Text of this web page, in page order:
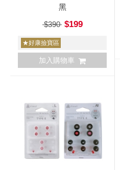
黑
$390$199
★好康撿寶區
加入購物車